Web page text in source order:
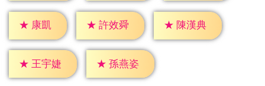
★ 康凱 ★ 許效舜 ★ 陳漢典
★ 王宇婕 ★ 孫燕姿